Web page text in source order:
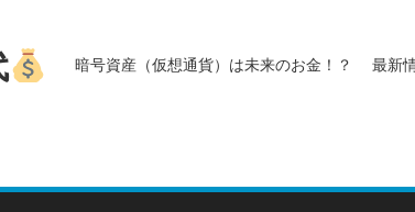
暗号資産（仮想通貨）は未来のお金！？ 最新